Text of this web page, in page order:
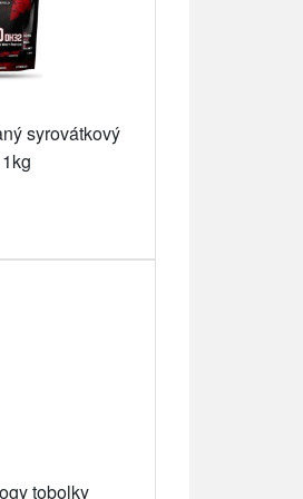
syrovátkový
tobolky